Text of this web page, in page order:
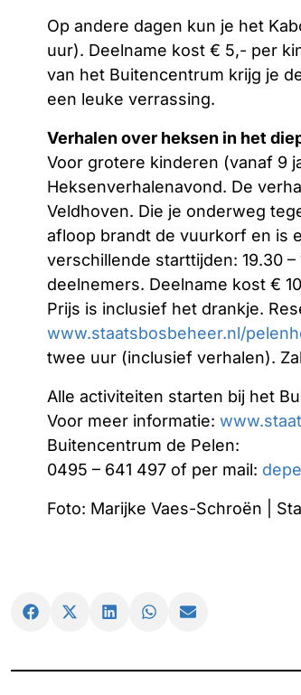
Op andere dagen kun je het
uur). Deelname kost € 5,- per
van het Buitencentrum krijg je
een leuke verrassing.
Verhalen over heksen in het
Voor grotere kinderen (vanaf 9
Heksenverhalenavond. De
Veldhoven. Die je onderweg
afloop brandt de vuurkorf en is
verschillende starttijden: 19.30 –
deelnemers. Deelname kost €
Prijs is inclusief het drankje.
www.staatsbosbeheer.nl/
twee uur (inclusief verhalen).
Alle activiteiten starten bij het
Voor meer informatie:
Buitencentrum de Pelen:
0495 – 641 497 of per mail:
Foto: Marijke Vaes-Schroën |